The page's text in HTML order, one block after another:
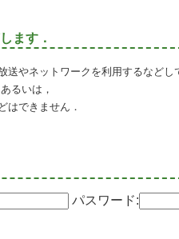
ます．
送やネットワークを利用するなど
るいは，
はできません．
パスワード: